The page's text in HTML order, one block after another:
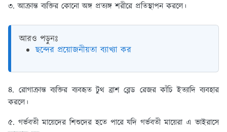
৩. আক্রান্ত ব্যক্তির কোনো অঙ্গ প্রত্যঙ্গ শরীরে প্রতিস্থাপন করলে।
আরও পড়ুনঃ
ছন্দের প্রয়োজনীয়তা ব্যাখ্যা কর
৪. রোগাক্রান্ত ব্যক্তির ব্যবহৃত টুথ ব্রাশ ব্লেড রেজর কাঁচি ইত্যাদি ব্যবহার
করলে।
৫. গর্ভবতী মায়েদের শিশুদের হতে পারে যদি গর্ভবতী মায়েরা এ ভাইরাসে